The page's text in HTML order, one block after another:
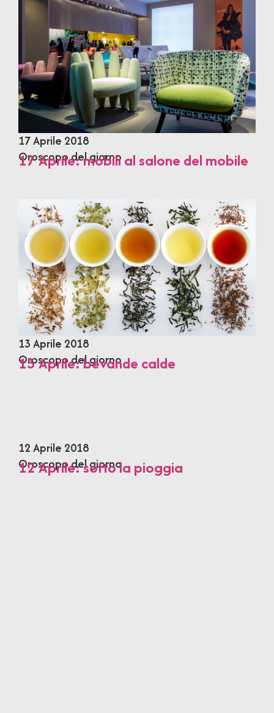
17 Aprile 2018
Oroscopo del giorno
17 Aprile: mobili al salone del mobile
13 Aprile 2018
Oroscopo del giorno
13 Aprile: bevande calde
12 Aprile 2018
Oroscopo del giorno
12 Aprile: sotto la pioggia